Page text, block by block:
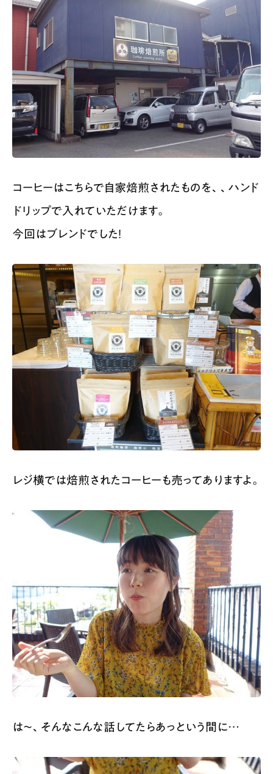
コーヒーはこちらで自家焙煎されたものを、、ハンド
ドリップで入れていただけます。
今回はブレンドでした！
レジ横では焙煎されたコーヒーも売ってありますよ。
は〜、そんなこんな話してたらあっという間に…